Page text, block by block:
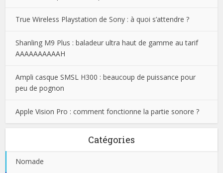
True Wireless Playstation de Sony : à quoi s’attendre ?
Shanling M9 Plus : baladeur ultra haut de gamme au tarif
AAAAAAAAAAH
Ampli casque SMSL H300 : beaucoup de puissance pour
peu de pognon
Apple Vision Pro : comment fonctionne la partie sonore ?
Catégories
Nomade